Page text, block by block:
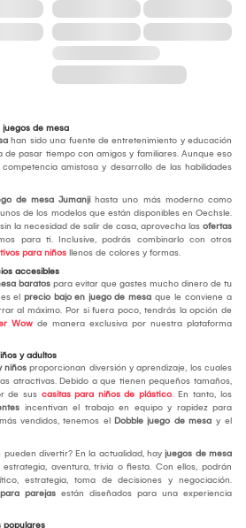
de mesa
han sido una fuente de entretenimiento y educación
pasar tiempo con amigos y familiares. Aunque eso
amistosa y desarrollo de las habilidades
de mesa Jumanji hasta uno más moderno como
de los modelos que están disponibles en Oechsle.
la necesidad de salir de casa, aprovecha las ofertas
para ti. Inclusive, podrás combinarlo con otros
para niños llenos de colores y formas.
accesibles
baratos para evitar que gastes mucho dinero de tu
el precio bajo en juego de mesa que le conviene a
al máximo. Por si fuera poco, tendrás la opción de
Wow de manera exclusiva por nuestra plataforma
y adultos
niños proporcionan diversión y aprendizaje, los cuales
atractivas. Debido a que tienen pequeños tamaños,
de sus casitas para niños de plástico. En tanto, los
incentivan el trabajo en equipo y rapidez para
vendidos, tenemos el Dobble juego de mesa y el
divertir? En la actualidad, hay juegos de mesa
aventura, trivia o fiesta. Con ellos, podrán
estrategia, toma de decisiones y negociación.
parejas están diseñados para una experiencia
populares